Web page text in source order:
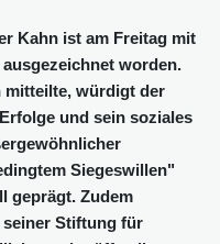
Kahn ist am Freitag mit
worden.
mitteilte, würdigt der
und sein soziales
Siegeswillen"
geprägt. Zudem
seiner Stiftung für